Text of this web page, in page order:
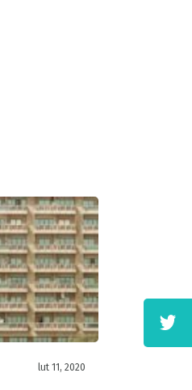
lut 11, 2020